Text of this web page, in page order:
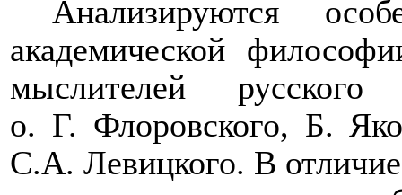
Анализируются
академической
мыслителей
о. Г. Флоровского, Б.
С.А. Левицкого. В